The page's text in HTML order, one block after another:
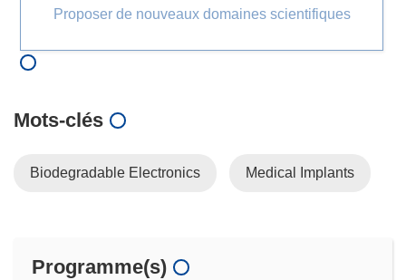
Proposer de nouveaux domaines scientifiques
Mots‑clés
Biodegradable Electronics Medical Implants
Programme(s)